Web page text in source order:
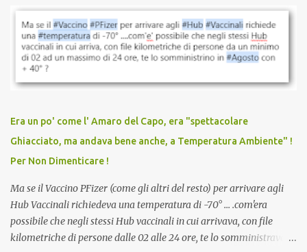
vaccinazione. Non avevamo mai sentito parlare di ricompense,
sconti, incentivi per vaccinarsi. Non avevamo mai visto
discriminazioni per coloro che non l’hanno fatto. Se non sei stato
vaccinato, nessuno aveva prima cercato di farti sentire una
persona cattiva. Non avevamo mai visto un vaccino che minacci le
vaccino usato per minacciare i mezzi di sussistenza, il lavoro o la
scuola. Non avevamo mai visto un vaccino che permettesse a un
dodicenne di ignorare il consenso dei genitori. Dopo tutti i vaccini
che abbiamo elencato sopra...
Era un po' come l' Amaro del Capo, era "spettacolare
Ghiacciato, ma andava bene anche, a Temperatura Ambiente" !
Per Non Dimenticare !
Ma se il Vaccino PFizer (come gli altri del resto) per arrivare agli
Hub Vaccinali richiedeva una temperatura di -70° ... .com'era
possibile che negli stessi Hub vaccinali in cui arrivava, con file
kilometriche di persone dalle 02 alle 24 ore, te lo somministravano